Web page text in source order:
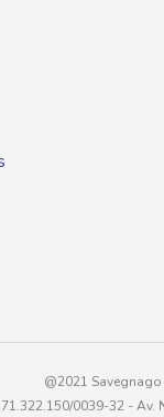
@2021
71.322.150/0039-32 -